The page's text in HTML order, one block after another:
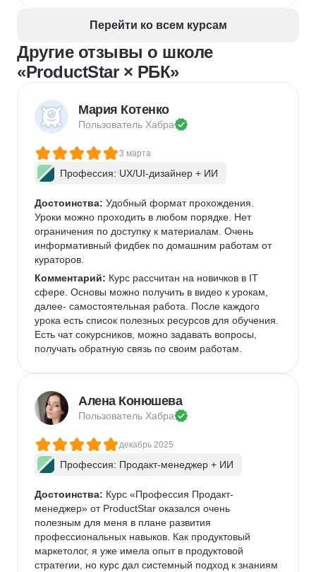
Перейти ко всем курсам
Другие отзывы о школе
«ProductStar × РБК»
Мария Котенко
Пользователь Хабра
3 марта
Профессия: UX/UI-дизайнер + ИИ
Достоинства: Удобный формат прохождения.
Уроки можно проходить в любом порядке. Нет
ограничения по доступку к материалам. Очень
информативный фидбек по домашним работам от
кураторов.
Комментарий: Курс рассчитан на новичков в IT
сфере. Основы можно получить в видео к урокам,
далее- самостоятельная работа. После каждого
урока есть список полезных ресурсов для обучения.
Есть чат сокурсников, можно задавать вопросы,
получать обратную связь по своим работам.
Алена Конюшева
Пользователь Хабра
декабрь 2025
Профессия: Продакт-менеджер + ИИ
Достоинства: Курс «Профессия Продакт-
менеджер» от ProductStar оказался очень
полезным для меня в плане развития
профессиональных навыков. Как продуктовый
маркетолог, я уже имела опыт в продуктовой
стратегии, но курс дал системный подход к знаниям